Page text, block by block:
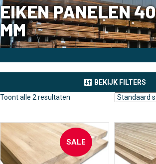
EIKEN PANELEN 40
MM
BEKIJK FILTERS
Toont alle 2 resultaten
SALE